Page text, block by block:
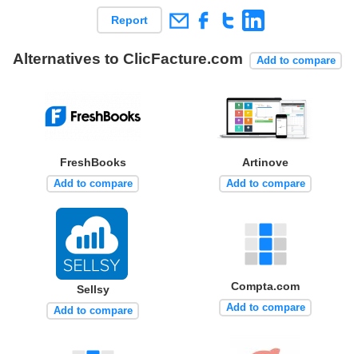
Report
Alternatives to ClicFacture.com Add to compare
FreshBooks
Add to compare
Artinove
Add to compare
Sellsy
Add to compare
Compta.com
Add to compare